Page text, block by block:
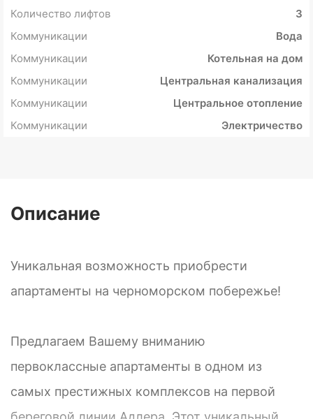
Количество лифтов
3
Коммуникации
Вода
Коммуникации
Котельная на дом
Коммуникации
Центральная канализация
Коммуникации
Центральное отопление
Коммуникации
Электричество
Описание
Уникальная возможность приобрести
апартаменты на черноморском побережье!
Предлагаем Вашему вниманию
первоклассные апартаменты в одном из
самых престижных комплексов на первой